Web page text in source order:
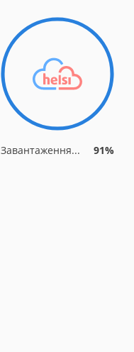
Завантаження... 91%